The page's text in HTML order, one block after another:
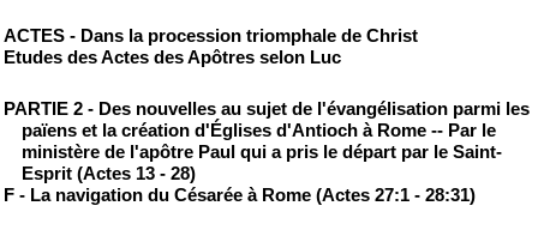
ACTES - Dans la procession triomphale de Christ
Etudes des Actes des Apôtres selon Luc
PARTIE 2 - Des nouvelles au sujet de l'évangélisation parmi les
païens et la création d'Églises d'Antioch à Rome -- Par le
ministère de l'apôtre Paul qui a pris le départ par le Saint-
Esprit (Actes 13 - 28)
F - La navigation du Césarée à Rome (Actes 27:1 - 28:31)